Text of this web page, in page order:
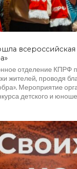
всероссийская
отделение КПРФ
жителей, проводя
Мероприятие
детского и